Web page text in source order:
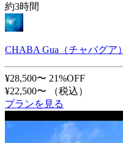
約3時間
CHABA Gua（チャバグア）
¥28,500〜 21%OFF
¥22,500〜
（税込）
プランを見る